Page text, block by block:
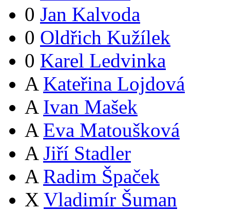
0 Jan Kalvoda
0 Oldřich Kužílek
0 Karel Ledvinka
A Kateřina Lojdová
A Ivan Mašek
A Eva Matoušková
A Jiří Stadler
A Radim Špaček
X Vladimír Šuman